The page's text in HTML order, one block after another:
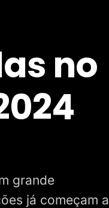
no
grande
já começam a